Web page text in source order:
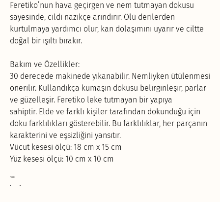
Feretiko’nun hava geçirgen ve nem tutmayan dokusu
sayesinde, cildi nazikçe arındırır. Ölü derilerden
kurtulmaya yardımcı olur, kan dolaşımını uyarır ve ciltte
doğal bir ışıltı bırakır.
Bakım ve Özellikler:
30 derecede makinede yıkanabilir. Nemliyken ütülenmesi
önerilir. Kullandıkça kumaşın dokusu belirginleşir, parlar
ve güzelleşir. Feretiko leke tutmayan bir yapıya
sahiptir. Elde ve farklı kişiler tarafından dokunduğu için
doku farklılıkları gösterebilir. Bu farklılıklar, her parçanın
karakterini ve eşsizliğini yansıtır.
Vücut kesesi ölçü: 18 cm x 15 cm
Yüz kesesi ölçü: 10 cm x 10 cm
renk